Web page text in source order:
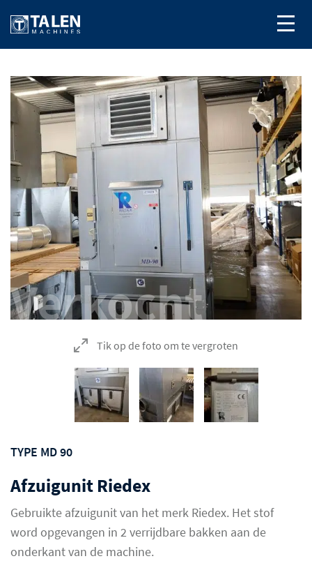
Verkocht
Tik op de foto om te vergroten
TYPE MD 90
Afzuigunit Riedex
Gebruikte afzuigunit van het merk Riedex. Het stof
word opgevangen in 2 verrijdbare bakken aan de
onderkant van de machine.